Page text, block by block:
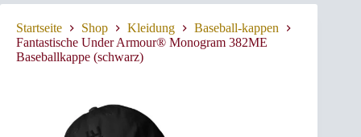
Startseite Shop Kleidung
Baseball-kappen
Fantastische Under Armour® Monogram 382ME
Baseballkappe (schwarz)